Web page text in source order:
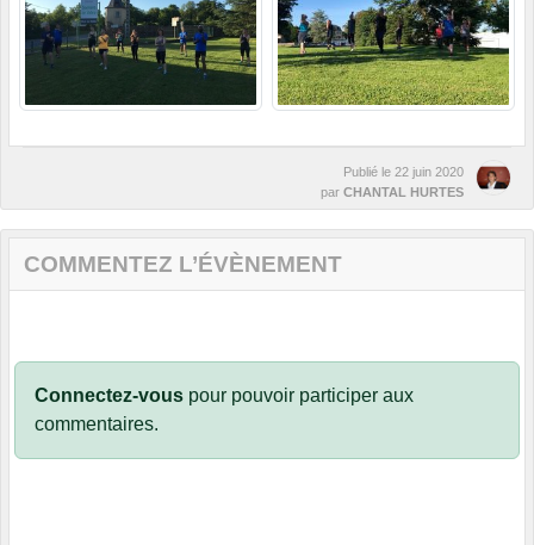
Publié le 22 juin 2020
par CHANTAL HURTES
COMMENTEZ L’ÉVÈNEMENT
Connectez-vous pour pouvoir participer aux
commentaires.